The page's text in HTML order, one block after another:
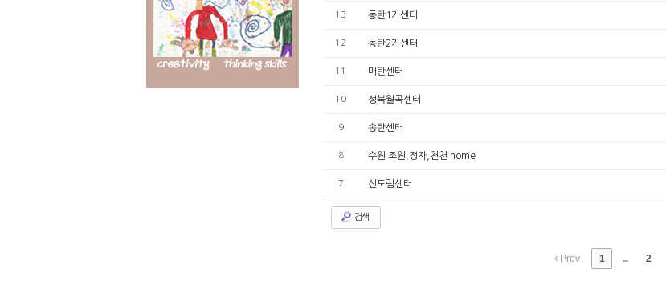
13 동탄1기센터
12 동탄2기센터
11 매탄센터
10 성북월곡센터
9 송탄센터
8 수원 조원,정자,천천 home
7 신도림센터
검색
Prev 1 ... 2